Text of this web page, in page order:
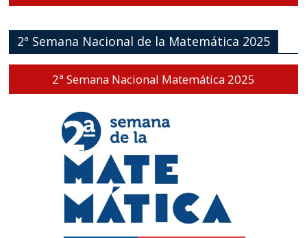
2ª Semana Nacional de la Matemática 2025
2ª Semana Nacional Matemática 2025